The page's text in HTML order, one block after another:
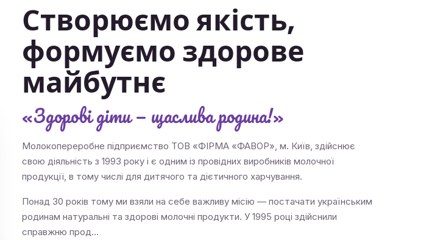
Створюємо якість,
формуємо здорове
майбутнє
«Здорові діти — щаслива родина!»
Молокопереробне підприємство ТОВ «ФІРМА «ФАВОР», м. Київ, здійснює
свою діяльність з 1993 року і є одним із провідних виробників молочної
продукції, в тому числі для дитячого та дієтичного харчування.
Понад 30 років тому ми взяли на себе важливу місію — постачати українським
родинам натуральні та здорові молочні продукти. У 1995 році здійснили
справжню прод…